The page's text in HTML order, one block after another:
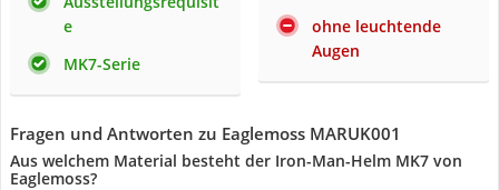
e
MK7-Serie
ohne leuchtende
Augen
Fragen und Antworten zu Eaglemoss MARUK001
Aus welchem Material besteht der Iron-Man-Helm MK7 von
Eaglemoss?